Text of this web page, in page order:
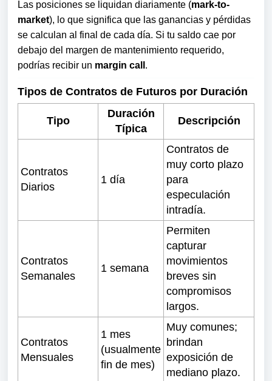
Las posiciones se liquidan diariamente (mark-to-
market), lo que significa que las ganancias y pérdidas
se calculan al final de cada día. Si tu saldo cae por
debajo del margen de mantenimiento requerido,
podrías recibir un margin call .
Tipos de Contratos de Futuros por Duración
Tipo
Duración
Típica
Descripción
Contratos
Diarios
1 día
Contratos de
muy corto plazo
para
especulación
intradía.
Contratos
Semanales
1 semana
Permiten
capturar
movimientos
breves sin
compromisos
largos.
Contratos
Mensuales
1 mes
(usualmente
fin de mes)
Muy comunes;
brindan
exposición de
mediano plazo.